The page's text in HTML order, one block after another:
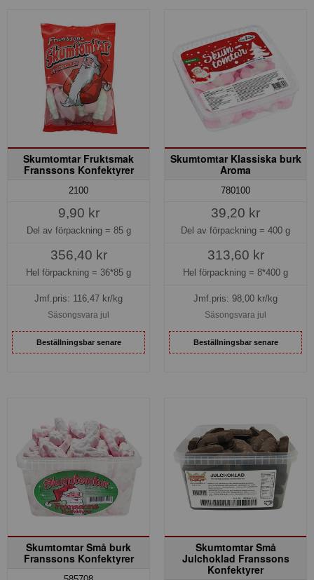
Skumtomtar Fruktsmak
Franssons Konfektyrer
2100
9,90 kr
Del av förpackning = 85 g
356,40 kr
Hel förpackning = 36*85 g
Jmf.pris: 116,47 kr/kg
Säsongsvara jul
Beställningsbar senare
Skumtomtar Klassiska burk
Aroma
780100
39,20 kr
Del av förpackning = 400 g
313,60 kr
Hel förpackning = 8*400 g
Jmf.pris: 98,00 kr/kg
Säsongsvara jul
Beställningsbar senare
Skumtomtar Små burk
Franssons Konfektyrer
Skumtomtar Små
Julchoklad Franssons
Konfektyrer